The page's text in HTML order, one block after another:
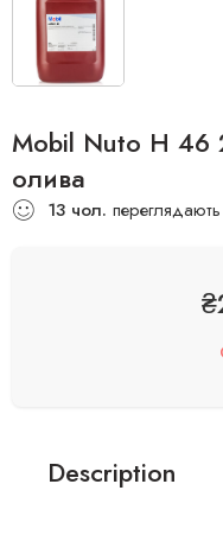
Mobil Nuto H 46
олива
13 чол.
₴
Description